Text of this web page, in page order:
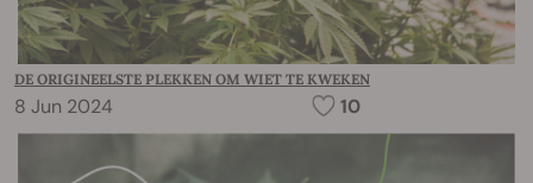
DE ORIGINEELSTE PLEKKEN OM WIET TE KWEKEN
8 Jun 2024 10